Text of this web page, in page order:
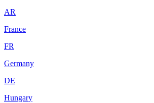
AR
France
FR
Germany
DE
Hungary